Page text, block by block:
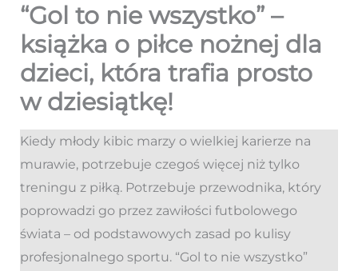
“Gol to nie wszystko” –
książka o piłce nożnej dla
dzieci, która trafia prosto
w dziesiątkę!
Kiedy młody kibic marzy o wielkiej karierze na
murawie, potrzebuje czegoś więcej niż tylko
treningu z piłką. Potrzebuje przewodnika, który
poprowadzi go przez zawiłości futbolowego
świata – od podstawowych zasad po kulisy
profesjonalnego sportu. “Gol to nie wszystko”